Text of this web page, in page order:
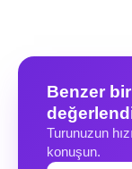
Benzer
Turunuzun
konuşun.